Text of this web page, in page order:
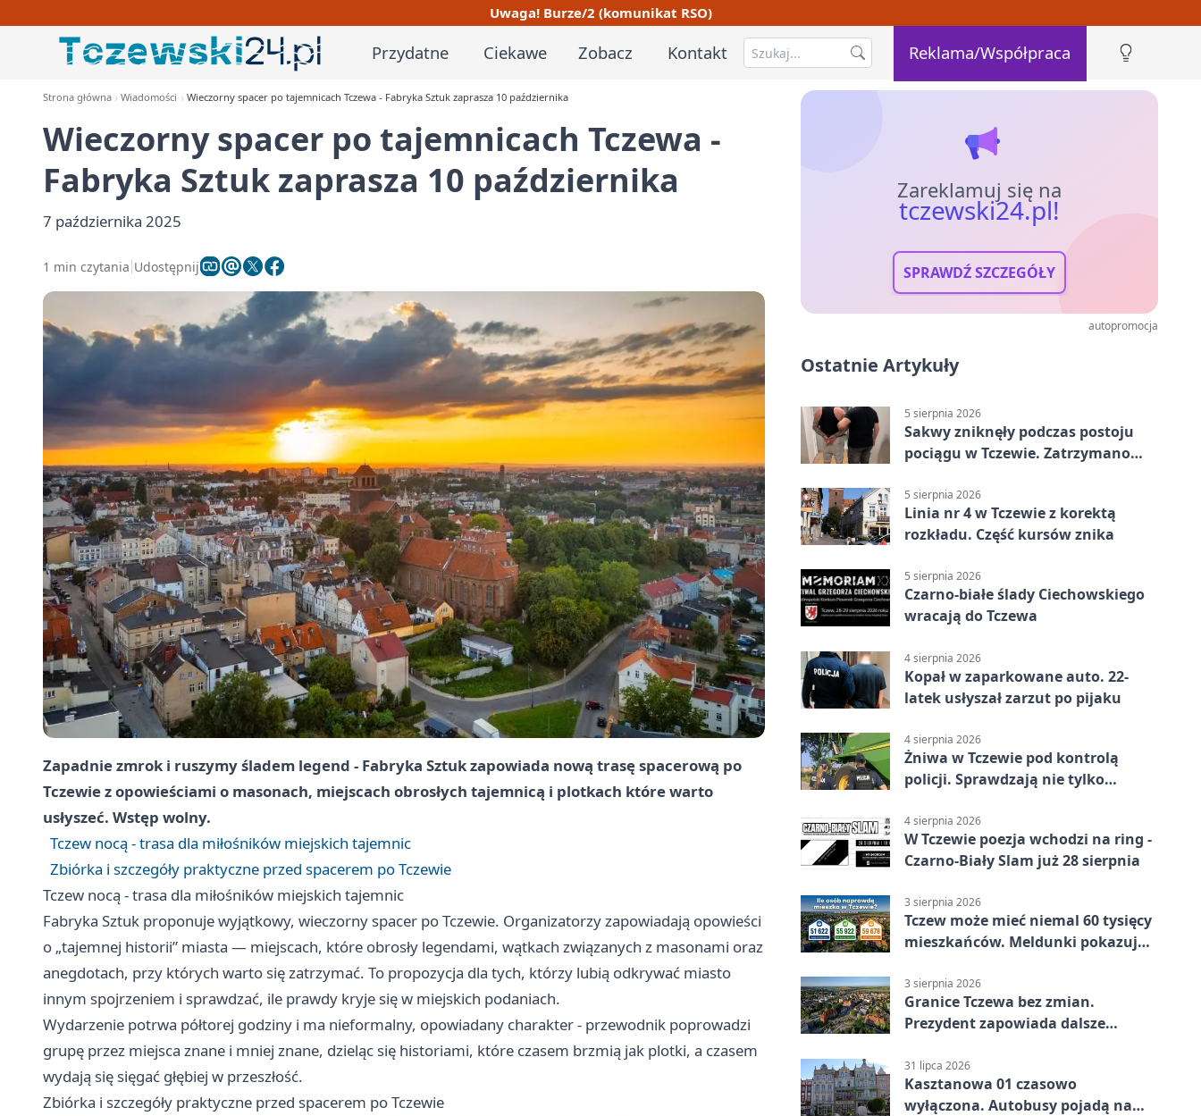
Uwaga! Burze/2 (komunikat RSO)
Przydatne Ciekawe Zobacz Kontakt Reklama/Współpraca
Strona główna Wiadomości Wieczorny spacer po tajemnicach Tczewa - Fabryka Sztuk zaprasza 10 października
Wieczorny spacer po tajemnicach Tczewa -
Fabryka Sztuk zaprasza 10 października
7 października 2025
1 min czytania Udostępnij
Zapadnie zmrok i ruszymy śladem legend - Fabryka Sztuk zapowiada nową trasę spacerową po
Tczewie z opowieściami o masonach, miejscach obrosłych tajemnicą i plotkach które warto
usłyszeć. Wstęp wolny.
Tczew nocą - trasa dla miłośników miejskich tajemnic
Zbiórka i szczegóły praktyczne przed spacerem po Tczewie
Tczew nocą - trasa dla miłośników miejskich tajemnic
Fabryka Sztuk proponuje wyjątkowy, wieczorny spacer po Tczewie. Organizatorzy zapowiadają opowieści
o „tajemnej historii” miasta — miejscach, które obrosły legendami, wątkach związanych z masonami oraz
anegdotach, przy których warto się zatrzymać. To propozycja dla tych, którzy lubią odkrywać miasto
innym spojrzeniem i sprawdzać, ile prawdy kryje się w miejskich podaniach.
Wydarzenie potrwa półtorej godziny i ma nieformalny, opowiadany charakter - przewodnik poprowadzi
grupę przez miejsca znane i mniej znane, dzieląc się historiami, które czasem brzmią jak plotki, a czasem
wydają się sięgać głębiej w przeszłość.
Zbiórka i szczegóły praktyczne przed spacerem po Tczewie
Zareklamuj się na
tczewski24.pl!
SPRAWDŹ SZCZEGÓŁY
autopromocja
Ostatnie Artykuły
5 sierpnia 2026
Sakwy zniknęły podczas postoju
pociągu w Tczewie. Zatrzymano
5 sierpnia 2026
Linia nr 4 w Tczewie z korektą
rozkładu. Część kursów znika
5 sierpnia 2026
Czarno-białe ślady Ciechowskiego
wracają do Tczewa
4 sierpnia 2026
Kopał w zaparkowane auto. 22-
latek usłyszał zarzut po pijaku
4 sierpnia 2026
Żniwa w Tczewie pod kontrolą
policji. Sprawdzają nie tylko
4 sierpnia 2026
W Tczewie poezja wchodzi na ring -
Czarno-Biały Slam już 28 sierpnia
3 sierpnia 2026
Tczew może mieć niemal 60 tysięcy
mieszkańców. Meldunki pokazują
3 sierpnia 2026
Granice Tczewa bez zmian.
Prezydent zapowiada dalsze
31 lipca 2026
Kasztanowa 01 czasowo
wyłączona. Autobusy pojadą na